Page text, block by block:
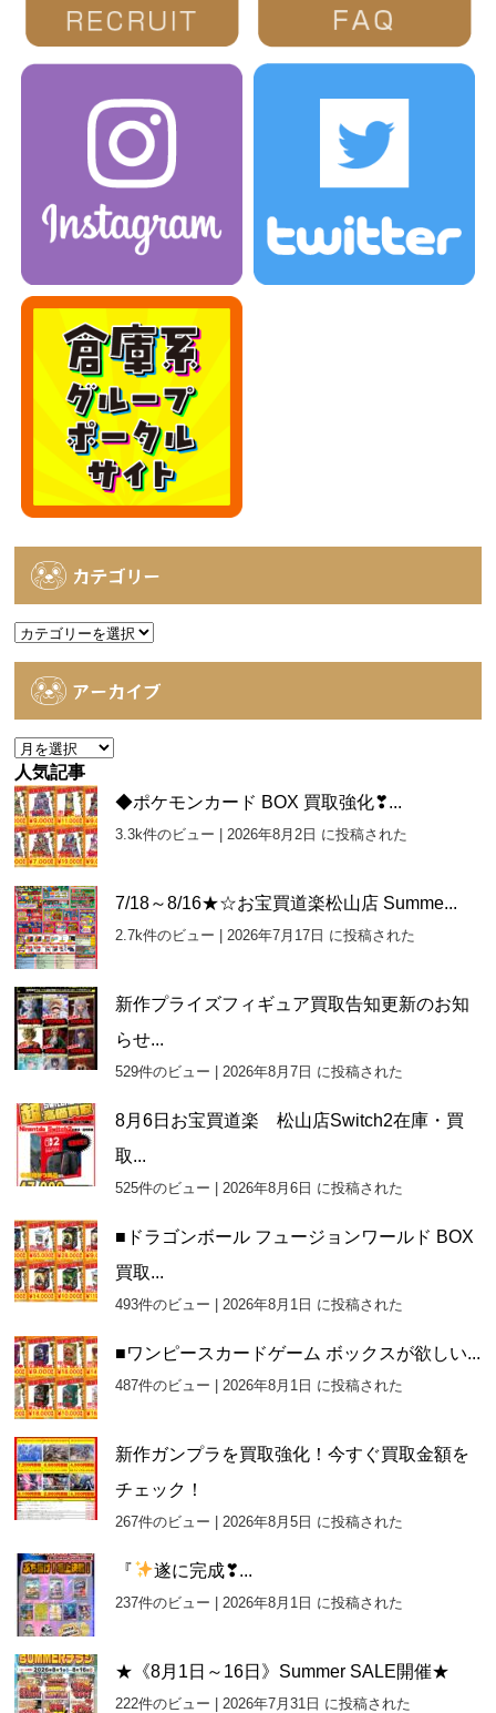
カテゴリー
カ
アーカイブ
ア
ー
カ
イ
ブ
人気記事
◆ポケモンカード BOX 買取強化❣...
3.3k件のビュー | 2026年8月2日 に投稿された
7/18～8/16★☆お宝買道楽松山店 Summe...
2.7k件のビュー | 2026年7月17日 に投稿された
新作プライズフィギュア買取告知更新のお知
らせ...
529件のビュー | 2026年8月7日 に投稿された
8月6日お宝買道楽 松山店Switch2在庫・買
取...
525件のビュー | 2026年8月6日 に投稿された
■ドラゴンボール フュージョンワールド BOX
買取...
493件のビュー | 2026年8月1日 に投稿された
■ワンピースカードゲーム ボックスが欲しい...
487件のビュー | 2026年8月1日 に投稿された
新作ガンプラを買取強化！今すぐ買取金額を
チェック！
267件のビュー | 2026年8月5日 に投稿された
『 遂に完成❣...
237件のビュー | 2026年8月1日 に投稿された
★《8月1日～16日》Summer SALE開催★
222件のビュー | 2026年7月31日 に投稿された